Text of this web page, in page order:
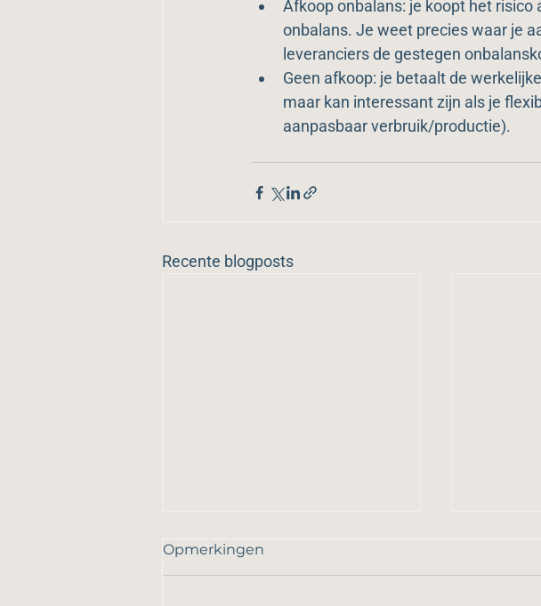
Afkoop onbalans: je koopt het
onbalans. Je weet precies waar je
leveranciers de gestegen
Geen afkoop: je betaalt de
maar kan interessant zijn als je
aanpasbaar verbruik/productie).
Recente blogposts
Opmerkingen